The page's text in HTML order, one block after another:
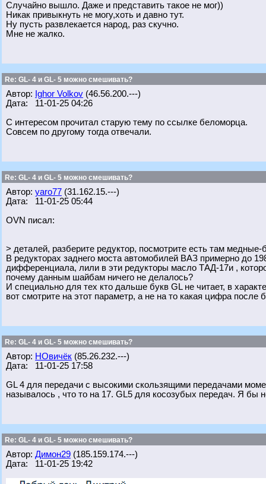
Случайно вышло. Даже и представить такое не мог))
Никак привыкнуть не могу,хоть и давно тут.
Ну пусть развлекается народ, раз скучно.
Мне не жалко.
Re: GL- 4 и GL- 5 можно смешивать?
Автор: Ighor Volkov (46.56.200.---)
Дата: 11-01-25 04:26
С интересом прочитал старую тему по ссылке беломорца.
Совсем по другому тогда отвечали.
Re: GL- 4 и GL- 5 можно смешивать?
Автор: yaro77 (31.162.15.---)
Дата: 11-01-25 05:44
OVN писал:
> деталей, разберите редуктор, посмотрите есть там
В редукторах заднего моста автомобилей ВАЗ примерно до
дифференциала, лили в эти редукторы масло ТАД-17и ,
почему данным шайбам ничего не делалось?
И специально для тех кто дальше букв GL не читает, в
вот смотрите на этот параметр, а не на то какая цифра после
Re: GL- 4 и GL- 5 можно смешивать?
Автор: НОвичёк (85.26.232.---)
Дата: 11-01-25 17:58
GL 4 для передачи с высокими скользящими передачами
называлось , что то на 17. GL5 для косозубых передач. Я бы
Re: GL- 4 и GL- 5 можно смешивать?
Автор: Димон29 (185.159.174.---)
Дата: 11-01-25 19:42